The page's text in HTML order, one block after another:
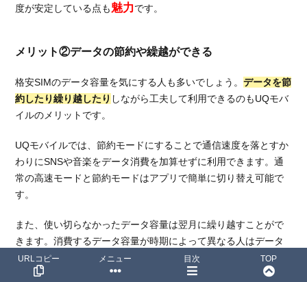
度が安定している点も魅力です。
メリット②データの節約や繰越ができる
格安SIMのデータ容量を気にする人も多いでしょう。データを節
約したり繰り越したり しながら工夫して利用できるのもUQモバ
イルのメリットです。
UQモバイルでは、節約モードにすることで通信速度を落とすか
わりにSNSや音楽をデータ消費を加算せずに利用できます。通
常の高速モードと節約モードはアプリで簡単に切り替え可能で
す。
また、使い切らなかったデータ容量は翌月に繰り越すことがで
きます。消費するデータ容量が時期によって異なる人はデータ
の繰り越しを利用するのがおすすめ です。
URLコピー メニュー 目次 TOP